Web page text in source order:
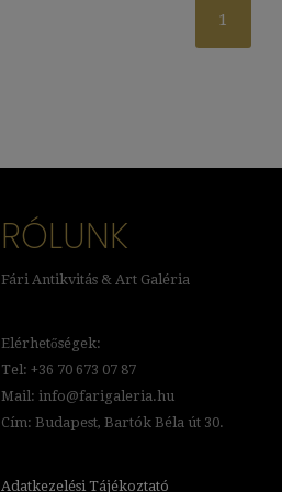
1
RÓLUNK
Fári Antikvitás & Art Galéria
Elérhetőségek:
Tel: +36 70 673 07 87
Mail: info@farigaleria.hu
Cím: Budapest, Bartók Béla út 30.
Adatkezelési Tájékoztató